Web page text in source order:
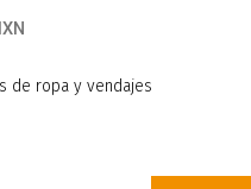
de ropa y vendajes